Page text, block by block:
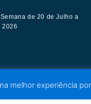
de 20 de Julho a
2026
melhor experiência